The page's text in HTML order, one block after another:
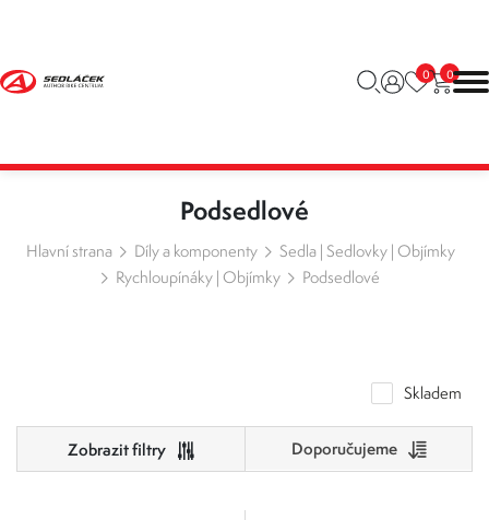
0 0
Podsedlové
Hlavní strana Díly a komponenty
Sedla | Sedlovky | Objímky
Rychloupínáky | Objímky
Podsedlové
Skladem
Doporučujeme